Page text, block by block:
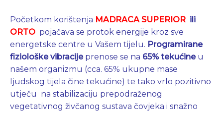
Početkom korištenja MADRACA SUPERIOR ili
ORTO pojačava se protok energije kroz sve
energetske centre u Vašem tijelu. Programirane
fiziološke vibracije prenose se na 65% tekućine u
našem organizmu (cca. 65% ukupne mase
ljudskog tijela čine tekućine) te tako vrlo pozitivno
utječu na stabilizaciju prepodraženog
vegetativnog živčanog sustava čovjeka i snažno